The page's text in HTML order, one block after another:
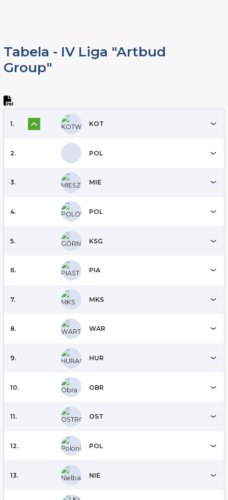
Tabela - IV Liga "Artbud
Group"
1. KOT
2. POL
3. MIE
4. POL
5. KSG
6. PIA
7. MKS
8. WAR
9. HUR
10. OBR
11. OST
12. POL
13. NIE